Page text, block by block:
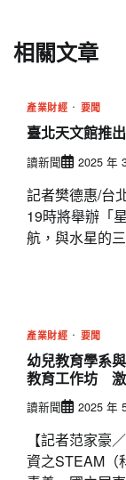
相關文章
產業財經 要聞
臺北天文館推
讀新聞 2025 年
記者樊德惠/台
19時將舉辦「
航，與水星的
產業財經 要聞
幼兒教育學系
教育工作坊 激
讀新聞 2025 年
【記者范家
資之STEAM（